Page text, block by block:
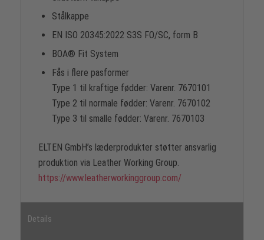
Stålkappe
EN ISO 20345:2022 S3S FO/SC, form B
BOA® Fit System
Fås i flere pasformer
Type 1 til kraftige fødder: Varenr. 7670101
Type 2 til normale fødder: Varenr. 7670102
Type 3 til smalle fødder: Varenr. 7670103
ELTEN GmbH’s læderprodukter støtter ansvarlig
produktion via Leather Working Group.
https://www.leatherworkinggroup.com/
Details